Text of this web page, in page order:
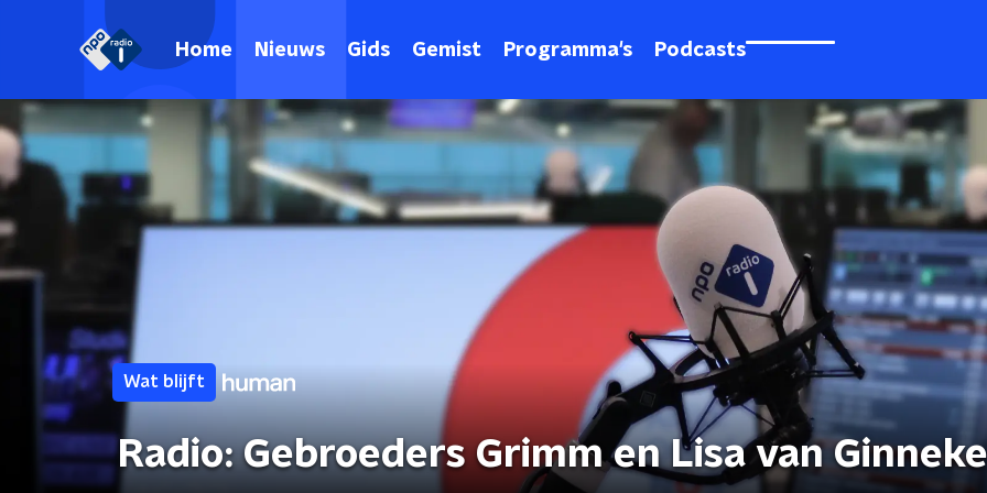
Home Nieuws Gids Gemist Programma's Podcasts
Wat blijft
Radio: Gebroeders Grimm en Lisa van